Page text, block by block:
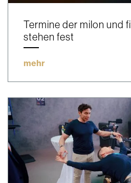
Termine der milon und
stehen fest
mehr